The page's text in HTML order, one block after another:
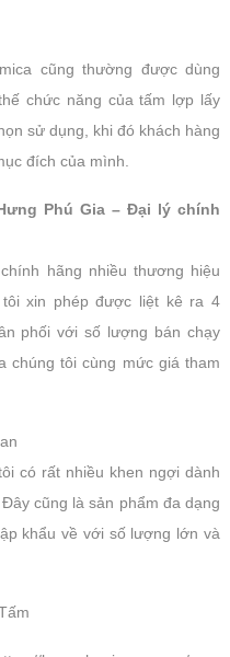
cũng thường được dùng
chức năng của tấm lợp lấy
sử dụng, khi đó khách hàng
đích của mình.
Phú Gia – Đại lý chính
hãng nhiều thương hiệu
xin phép được liệt kê ra 4
phối với số lượng bán chạy
chúng tôi cùng mức giá tham
có rất nhiều khen ngợi dành
cũng là sản phẩm đa dạng
khẩu về với số lượng lớn và